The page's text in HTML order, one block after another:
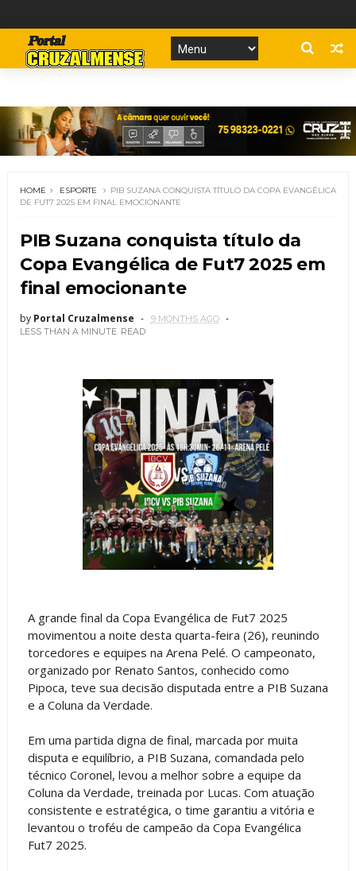
HOME ESPORTE
PIB SUZANA CONQUISTA TÍTULO DA COPA EVANGÉLICA
DE FUT7 2025 EM FINAL EMOCIONANTE
PIB Suzana conquista título da
Copa Evangélica de Fut7 2025 em
final emocionante
by Portal Cruzalmense
9 MONTHS AGO
LESS THAN A MINUTE READ
A grande final da Copa Evangélica de Fut7 2025
movimentou a noite desta quarta-feira (26), reunindo
torcedores e equipes na Arena Pelé. O campeonato,
organizado por Renato Santos, conhecido como
Pipoca, teve sua decisão disputada entre a PIB Suzana
e a Coluna da Verdade.
Em uma partida digna de final, marcada por muita
disputa e equilíbrio, a PIB Suzana, comandada pelo
técnico Coronel, levou a melhor sobre a equipe da
Coluna da Verdade, treinada por Lucas. Com atuação
consistente e estratégica, o time garantiu a vitória e
levantou o troféu de campeão da Copa Evangélica
Fut7 2025.